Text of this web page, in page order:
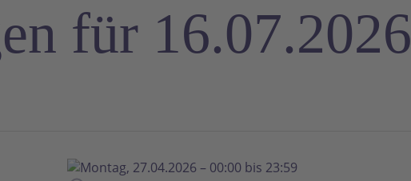
für 16.07.2026
Montag, 27.04.2026 – 00:00 bis 23:59